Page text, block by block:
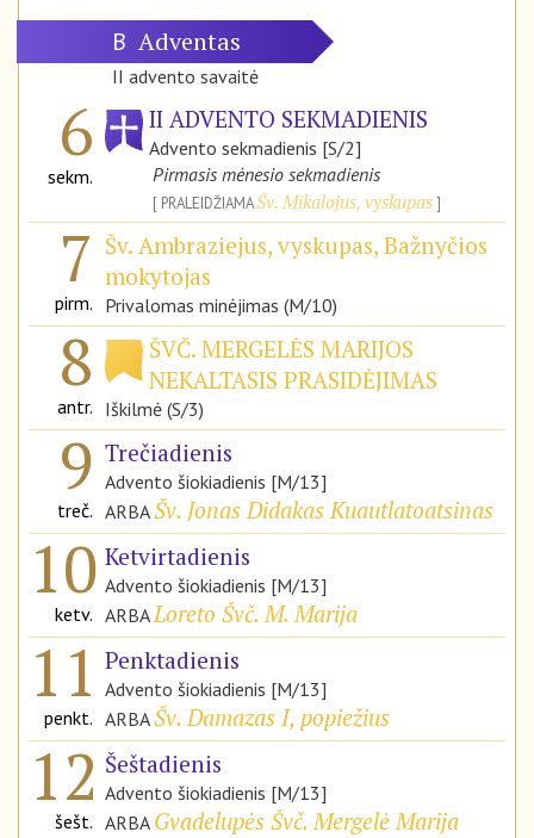
B Adventas
II advento savaitė
6
sekm.
II ADVENTO SEKMADIENIS
Advento sekmadienis [S/2]
Pirmasis mėnesio sekmadienis
PRALEIDŽIAMAŠv. Mikalojus, vyskupas
7
pirm.
Šv. Ambraziejus, vyskupas, Bažnyčios
mokytojas
Privalomas minėjimas (M/10)
8
antr.
ŠVČ. MERGELĖS MARIJOS
NEKALTASIS PRASIDĖJIMAS
Iškilmė (S/3)
9
treč.
Trečiadienis
Advento šiokiadienis [M/13]
ARBAŠv. Jonas Didakas Kuautlatoatsinas
10
ketv.
Ketvirtadienis
Advento šiokiadienis [M/13]
ARBALoreto Švč. M. Marija
11
penkt.
Penktadienis
Advento šiokiadienis [M/13]
ARBAŠv. Damazas I, popiežius
12
šešt.
Šeštadienis
Advento šiokiadienis [M/13]
ARBA Gvadelupės Švč. Mergelė Marija